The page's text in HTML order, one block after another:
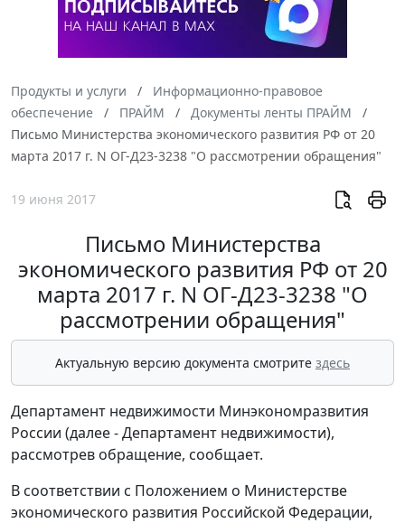
Продукты и услуги
Информационно-правовое
обеспечение
ПРАЙМ
Документы ленты ПРАЙМ
Письмо Министерства экономического развития РФ от 20
марта 2017 г. N ОГ-Д23-3238 "О рассмотрении обращения"
19 июня 2017
Письмо Министерства
экономического развития РФ от 20
марта 2017 г. N ОГ-Д23-3238 "О
рассмотрении обращения"
Актуальную версию документа смотрите здесь
Департамент недвижимости Минэкономразвития
России (далее - Департамент недвижимости),
рассмотрев обращение, сообщает.
В соответствии с Положением о Министерстве
экономического развития Российской Федерации,